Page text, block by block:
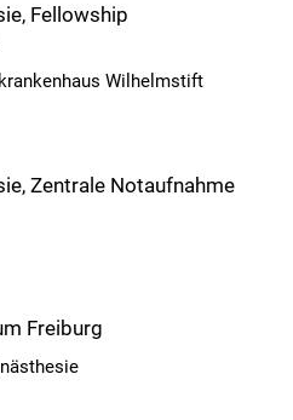
Fellowship
Wilhelmstift
Zentrale Notaufnahme
Freiburg